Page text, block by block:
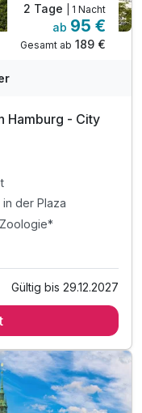
2 Tage | 1 Nacht
ab 95 €
Gesamt ab 189 €
Hamburg - City
der Plaza
Zoologie*
dem Zimmer
Gültig bis 29.12.2027